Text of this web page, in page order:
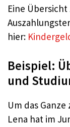
Eine
hier:
Beispiel:
und
Um das
Lena hat im